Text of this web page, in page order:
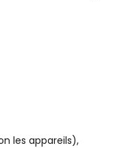
les appareils),